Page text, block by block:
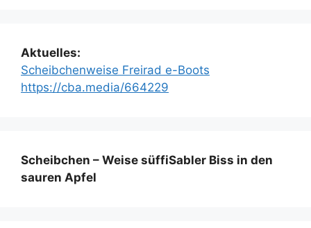
Aktuelles:
Scheibchenweise Freirad e-Boots
https://cba.media/664229
Scheibchen – Weise süffiSabler Biss in den
sauren Apfel